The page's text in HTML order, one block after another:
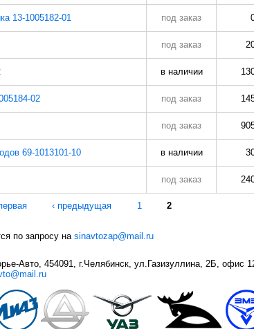
13-1005182-01 под заказ
под заказ
в наличии
02 под заказ
под заказ
69-1013101-10 в наличии
под заказ
‹ предыдущая 1 2
по запросу на sinavtozap@mail.ru
Авто, 454091, г.Челябинск, ул.Газизуллина, 2Б, офис